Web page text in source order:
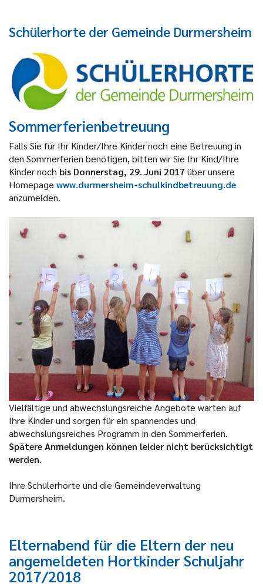
Schülerhorte der Gemeinde Durmersheim
Sommerferienbetreuung
Falls Sie für Ihr Kinder/Ihre Kinder noch eine Betreuung in
den Sommerferien benötigen, bitten wir Sie Ihr Kind/Ihre
Kinder noch bis Donnerstag, 29. Juni 2017 über unsere
Homepage www.durmersheim-schulkindbetreuung.de
anzumelden.
Vielfältige und abwechslungsreiche Angebote warten auf
Ihre Kinder und sorgen für ein spannendes und
abwechslungsreiches Programm in den Sommerferien.
Spätere Anmeldungen können leider nicht berücksichtigt
werden.
Ihre Schülerhorte und die Gemeindeverwaltung
Durmersheim.
Elternabend für die Eltern der neu
angemeldeten Hortkinder Schuljahr
2017/2018